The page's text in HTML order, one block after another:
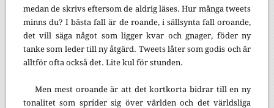
medan de skrivs eftersom de aldrig läses. Hur många tweets
minns du? I bästa fall är de roande, i sällsynta fall oroande,
det vill säga något som ligger kvar och gnager, föder ny
tanke som leder till ny åtgärd. Tweets låter som godis och är
alltför ofta också det. Lite kul för stunden.
Men mest oroande är att det kortkorta bidrar till en ny
tonalitet som sprider sig över världen och det världsliga